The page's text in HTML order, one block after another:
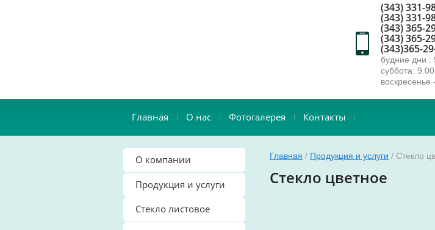
(343) 331-
(343) 331-
(343) 365-
(343) 365-
(343)365-
будние дни :
суббота:
воскресенье
Главная О нас Фотогалерея Контакты
О компании
Продукция и услуги
Стекло листовое
Главная / Продукция и услуги / Стекло
Стекло цветное